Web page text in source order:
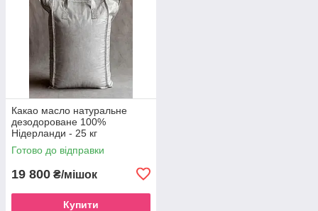
Какао масло натуральне
дезодороване 100%
Нідерланди - 25 кг
Готово до відправки
19 800 ₴/мішок
Купити